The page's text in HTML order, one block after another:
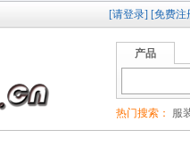
[请登录] [免费注
产品
热门搜索： 服